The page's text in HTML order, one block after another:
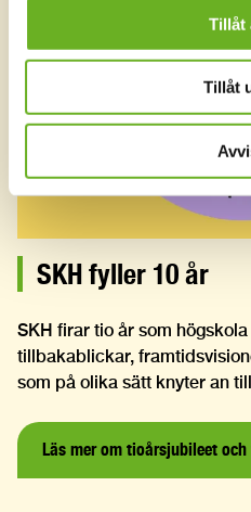
Tillåt
Tillåt
SKH fyller 10 år
SKH firar tio år som
tillbakablickar,
som på olika sätt knyter an
Läs mer om tioårsjubileet